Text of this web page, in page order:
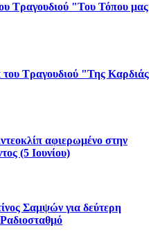
Tραγουδιού "Του Τόπου μας
του Tραγουδιού "Της Καρδιάς
αφιερωμένο στην
(5 Ιουνίου)
Σαμψών για δεύτερη